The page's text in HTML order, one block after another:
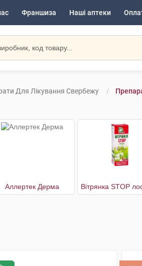
Франшиза Наші аптеки
Для Лікування Свербежу
Аллертек Дерма Вітрянка STOP